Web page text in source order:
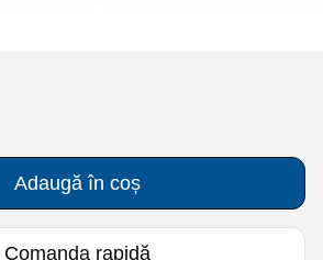
Adaugă în coș
Comanda rapidă